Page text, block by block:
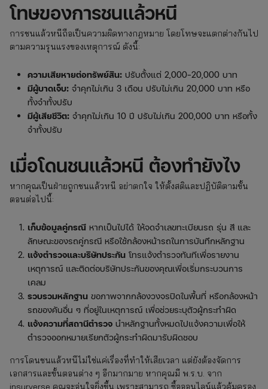
โทษของการชนแล้วหนี
การชนแล้วหนีถือเป็นความผิดทางกฎหมาย โดยโทษจะแตกต่างกันไป
ตามความรุนแรงของเหตุการณ์ ดังนี้:
ความเสียหายต่อทรัพย์สิน: ปรับตั้งแต่ 2,000-20,000 บาท
มีผู้บาดเจ็บ: จำคุกไม่เกิน 3 เดือน ปรับไม่เกิน 20,000 บาท หรือ
ทั้งจำทั้งปรับ
มีผู้เสียชีวิต: จำคุกไม่เกิน 10 ปี ปรับไม่เกิน 200,000 บาท หรือทั้ง
จำทั้งปรับ
เมื่อโดนชนแล้วหนี ต้องทำยังไง
หากคุณเป็นฝ่ายถูกชนแล้วหนี อย่าตกใจ ให้ตั้งสติและปฏิบัติตามขั้น
ตอนต่อไปนี้:
เก็บข้อมูลคู่กรณี หากเป็นไปได้ ให้จดจำเลขทะเบียนรถ รุ่น สี และ
ลักษณะของรถคู่กรณี หรือใช้กล้องหน้ารถในการบันทึกหลักฐาน
แจ้งตำรวจและบริษัทประกัน โทรแจ้งตำรวจทันทีเพื่อรายงาน
เหตุการณ์ และติดต่อบริษัทประกันของคุณเพื่อเริ่มกระบวนการ
เคลม
รวบรวมหลักฐาน ขอภาพจากกล้องวงจรปิดในพื้นที่ หรือกล้องหน้า
รถของคันอื่น ๆ ที่อยู่ในเหตุการณ์ เพื่อช่วยระบุตัวผู้กระทำผิด
แจ้งความที่สถานีตำรวจ นำหลักฐานทั้งหมดไปแจ้งความเพื่อให้
ตำรวจออกหมายเรียกตัวผู้กระทำผิดมารับผิดชอบ
การโดนชนแล้วหนีไม่ใช่แค่เรื่องที่ทำให้เสียเวลา แต่ยังต้องจัดการ
เอกสารและขั้นตอนต่าง ๆ อีกมากมาย หากคุณมี พ.ร.บ. จาก
insurverse คุณจะอุ่นใจยิ่งขึ้น เพราะสามารถ ซื้อออนไลน์แล้วคุ้มครอง